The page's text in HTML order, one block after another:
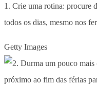
1. Crie uma rotina: procure
todos os dias, mesmo nos
Getty Images